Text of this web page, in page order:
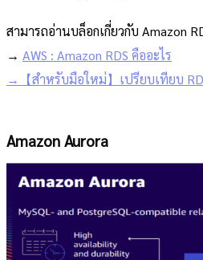
สามารถอ่านบล็อกเกี่ยวกับ Amazon
→ AWS : Amazon RDS คืออะไร
→【สำหรับมือใหม่】เปรียบเทียบ
Amazon Aurora